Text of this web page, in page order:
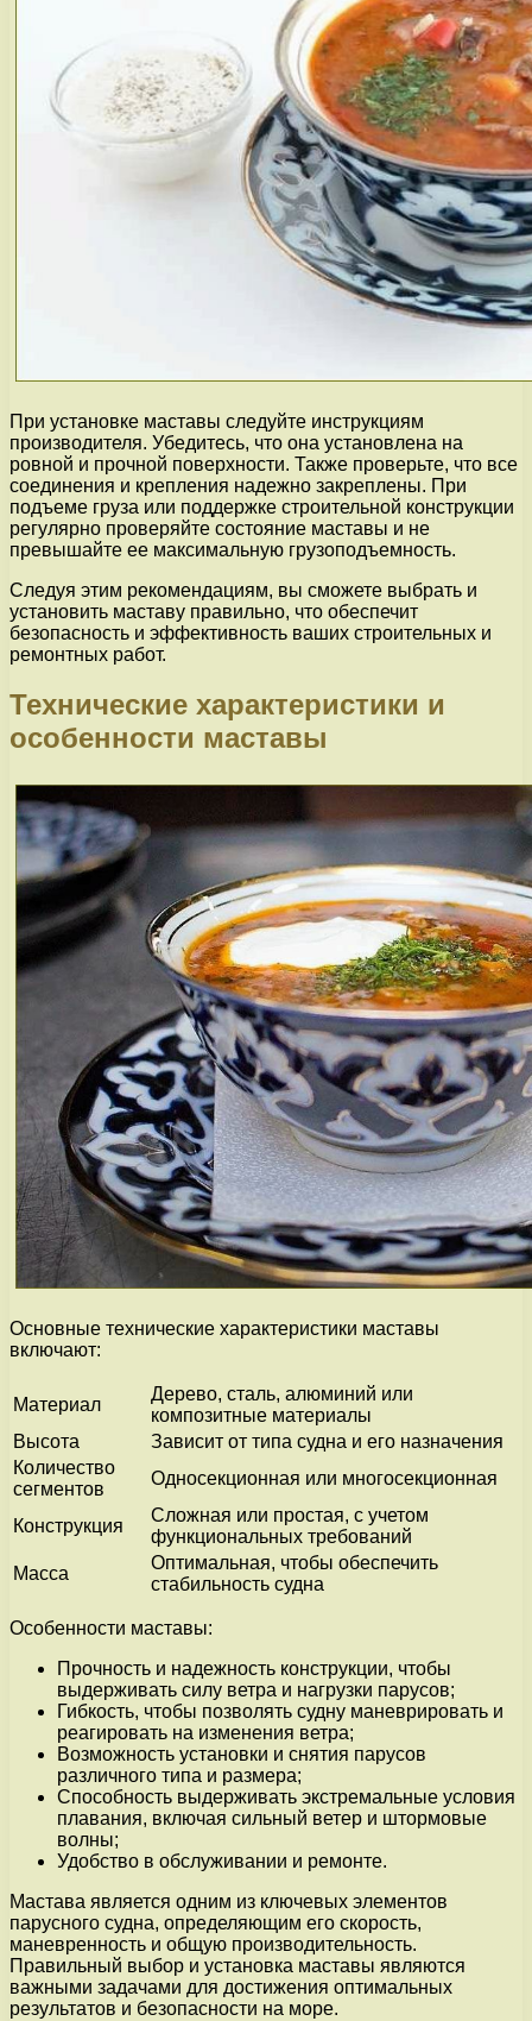
При установке маставы следуйте инструкциям
производителя. Убедитесь, что она установлена на
ровной и прочной поверхности. Также проверьте, что все
соединения и крепления надежно закреплены. При
подъеме груза или поддержке строительной конструкции
регулярно проверяйте состояние маставы и не
превышайте ее максимальную грузоподъемность.
Следуя этим рекомендациям, вы сможете выбрать и
установить маставу правильно, что обеспечит
безопасность и эффективность ваших строительных и
ремонтных работ.
Технические характеристики и
особенности маставы
Основные технические характеристики маставы
включают:
Материал
Дерево, сталь, алюминий или
композитные материалы
Высота
Зависит от типа судна и его назначения
Количество
сегментов
Односекционная или многосекционная
Конструкция
Сложная или простая, с учетом
функциональных требований
Масса
Оптимальная, чтобы обеспечить
стабильность судна
Особенности маставы:
Прочность и надежность конструкции, чтобы
выдерживать силу ветра и нагрузки парусов;
Гибкость, чтобы позволять судну маневрировать и
реагировать на изменения ветра;
Возможность установки и снятия парусов
различного типа и размера;
Способность выдерживать экстремальные условия
плавания, включая сильный ветер и штормовые
волны;
Удобство в обслуживании и ремонте.
Мастава является одним из ключевых элементов
парусного судна, определяющим его скорость,
маневренность и общую производительность.
Правильный выбор и установка маставы являются
важными задачами для достижения оптимальных
результатов и безопасности на море.